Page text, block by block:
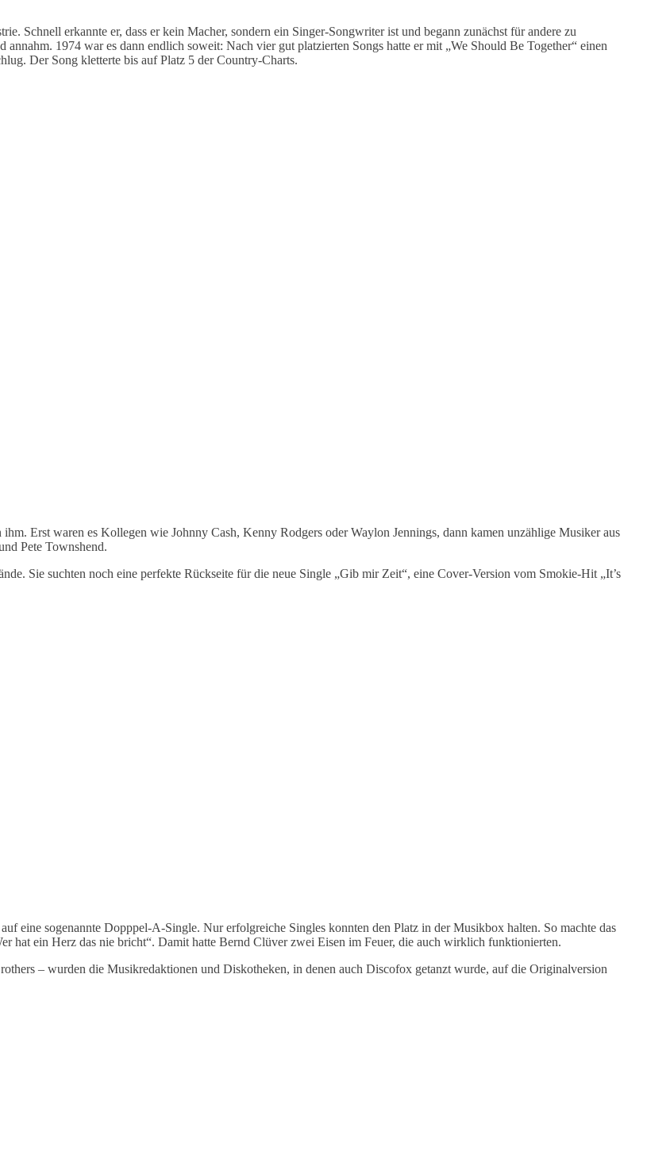
Schnell erkannte er, dass er kein Macher, sondern ein Singer-Songwriter ist und begann zunächst für andere zu
1974 war es dann endlich soweit: Nach vier gut platzierten Songs hatte er mit „We Should Be Together“ einen
Der Song kletterte bis auf Platz 5 der Country-Charts.
Erst waren es Kollegen wie Johnny Cash, Kenny Rodgers oder Waylon Jennings, dann kamen unzählige Musiker aus
Pete Townshend.
Sie suchten noch eine perfekte Rückseite für die neue Single „Gib mir Zeit“, eine Cover-Version vom Smokie-Hit „It’s
eine sogenannte Dopppel-A-Single. Nur erfolgreiche Singles konnten den Platz in der Musikbox halten. So machte das
hat ein Herz das nie bricht“. Damit hatte Bernd Clüver zwei Eisen im Feuer, die auch wirklich funktionierten.
– wurden die Musikredaktionen und Diskotheken, in denen auch Discofox getanzt wurde, auf die Originalversion